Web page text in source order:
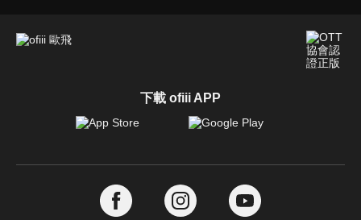
下載 ofiii APP